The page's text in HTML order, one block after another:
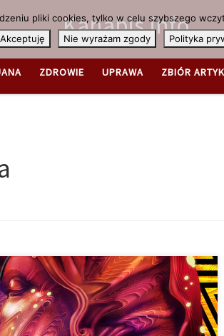
Kanabis.info
ZDROWIE UPRAWA ZBIÓR
z San Francisco to grafik komputerowy,
przez 20 dni spożywać 20 różnych
ich wpływem stworzyć 20 różnych obrazów.
pliki cookies, tylko w celu szybszego
Akceptuję
Nie wyrażam zgody Polityka